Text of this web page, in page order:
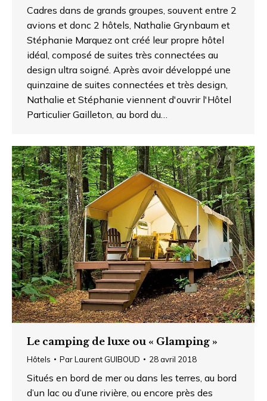
Cadres dans de grands groupes, souvent entre 2
avions et donc 2 hôtels, Nathalie Grynbaum et
Stéphanie Marquez ont créé leur propre hôtel
idéal, composé de suites très connectées au
design ultra soigné. Après avoir développé une
quinzaine de suites connectées et très design,
Nathalie et Stéphanie viennent d'ouvrir l'Hôtel
Particulier Gailleton, au bord du…
Le camping de luxe ou « Glamping »
Hôtels ParLaurent GUIBOUD 28 avril 2018
Situés en bord de mer ou dans les terres, au bord
d’un lac ou d’une rivière, ou encore près des